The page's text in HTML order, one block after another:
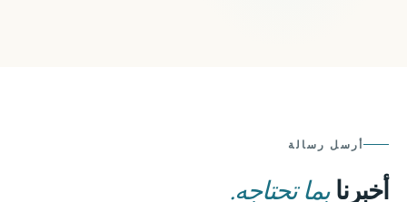
أرسل رسالة
أخبرنابما تحتاجه.